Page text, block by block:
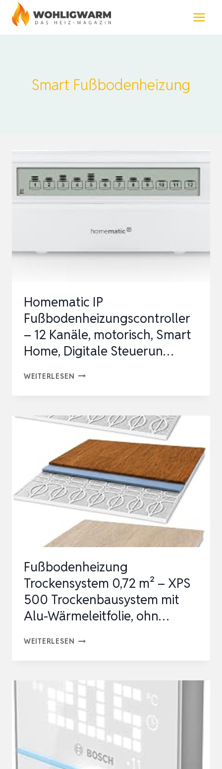
Zum
Inhalt
Smart Fußbodenheizung
Homematic IP
Fußbodenheizungscontroller
– 12 Kanäle, motorisch, Smart
Home, Digitale Steuerun…
WEITERLESEN HOMEMATIC
1
ANÄLE, M
OTORISCH, S
MART H
OME, D
IGITALE S
TEUERUN…
Fußbodenheizung
Trockensystem 0,72 m² – XPS
500 Trockenbausystem mit
Alu-Wärmeleitfolie, ohn…
WEITERLESEN FUSSBODENHEIZUNG T
² –
ROCKENBAUSYSTEM M
IT A